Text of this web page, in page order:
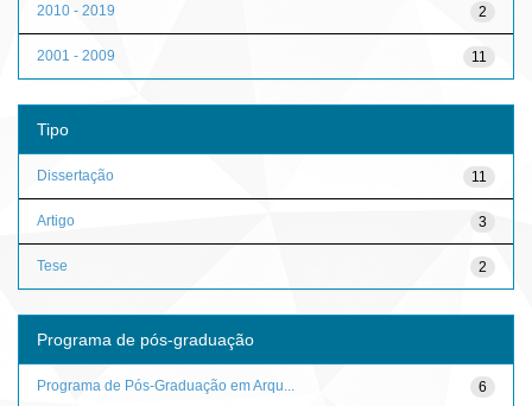
2
2010 - 2019
11
2001 - 2009
Tipo
11
Dissertação
3
Artigo
2
Tese
Programa de pós-graduação
6
Programa de Pós-Graduação em Arqu...